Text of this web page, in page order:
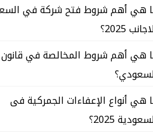
هي أهم شروط فتح شركة في
2025؟
هي أهم شروط المخالصة في
هي أنواع الإعفاءات الجمركية فى
2025؟